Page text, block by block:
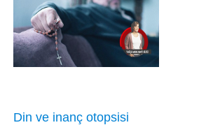
Din ve inanç otopsisi